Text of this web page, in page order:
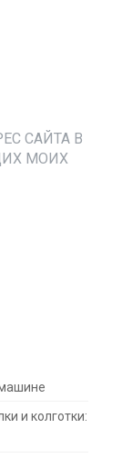
САЙТА В
МОИХ
и колготки: